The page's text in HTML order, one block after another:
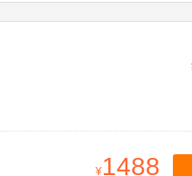
1488